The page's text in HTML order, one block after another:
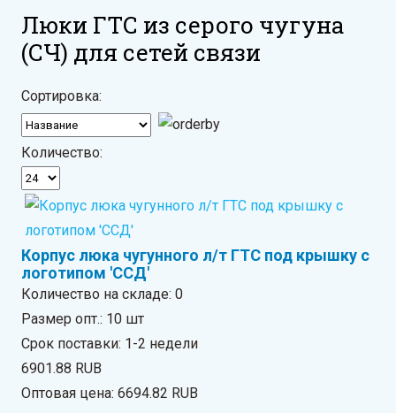
Люки ГТС из серого чугуна
(СЧ) для сетей связи
Сортировка:
Количество:
Корпус люка чугунного л/т ГТС под крышку с
логотипом 'ССД'
Количество на складе:0
Размер опт.: 10 шт
Срок поставки: 1-2 недели
6901.88 RUB
Оптовая цена:6694.82 RUB